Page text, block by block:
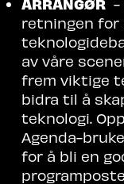
-
retningen for
av våre
frem viktige
bidra til å
teknologi.
Agenda-
for å bli en